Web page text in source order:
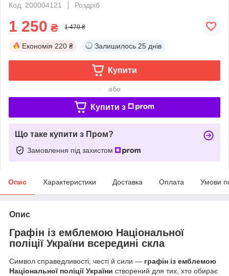
Код: 200004121
Роздріб
1 250 ₴ 1 470 ₴
Економія 220 ₴ Залишилось 25 днів
Купити
або
Купити з
Що таке купити з Пром?
Замовлення під захистом
Опис Характеристики Доставка Оплата Умови
Опис
Графін із емблемою Національної
поліції України всередині скла
Символ справедливості, честі й сили — графін із емблемою
Національної поліції України створений для тих, хто обирає